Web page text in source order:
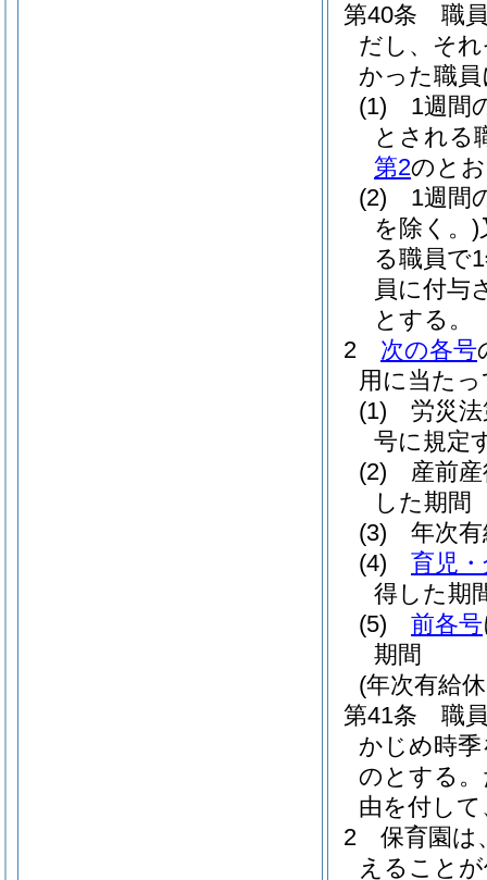
第40条
職
だし、そ
かった職
(1)
1週間
とされる
第2のと
(2)
1週間
を除く。)
る職員で
員に付与
とする。
2
次の各号
用に当た
(1)
労災
号に規定
(2)
産前
した期間
(3)
年次
(4)
育児
得した期
(5)
前各号
期間
(年次有給
第41条
職
かじめ時
のとする。
由を付し
2
保育園は
えること